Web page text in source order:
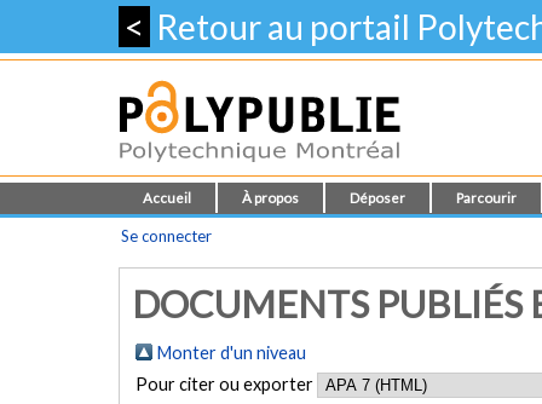
< Retour au portail
Accueil À propos Déposer Parcourir
Se connecter
DOCUMENTS PUBLIÉS
Monter d'un niveau
Pour citer ou exporter